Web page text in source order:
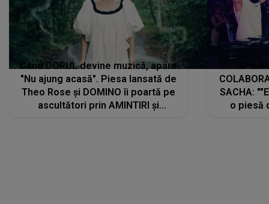
Când DORUL devine muzică, apare
"Nu ajung acasă". Piesa lansată de
Theo Rose și DOMINO îi poartă pe
ascultători prin AMINTIRI și
SACHA:
o piesă